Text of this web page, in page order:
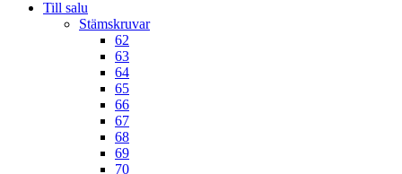
Till salu
Stämskruvar
62
63
64
65
66
67
68
69
70